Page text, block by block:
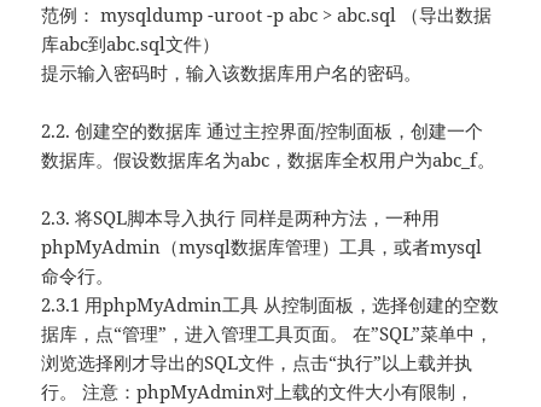
范例： mysqldump -uroot -p abc > abc.sql （导出数据
库abc到abc.sql文件）
提示输入密码时，输入该数据库用户名的密码。
2.2. 创建空的数据库 通过主控界面/控制面板，创建一个
数据库。假设数据库名为abc，数据库全权用户为abc_f。
2.3. 将SQL脚本导入执行 同样是两种方法，一种用
phpMyAdmin（mysql数据库管理）工具，或者mysql
命令行。
2.3.1 用phpMyAdmin工具 从控制面板，选择创建的空数
据库，点“管理”，进入管理工具页面。 在”SQL”菜单中，
浏览选择刚才导出的SQL文件，点击“执行”以上载并执
行。 注意：phpMyAdmin对上载的文件大小有限制，